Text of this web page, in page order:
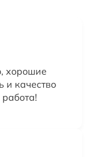
хорошие
и качество